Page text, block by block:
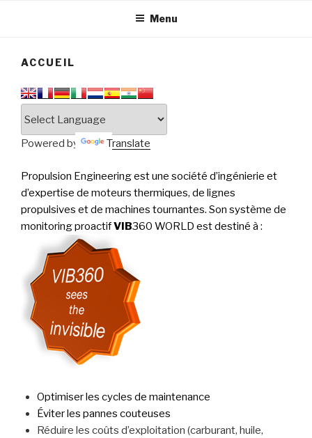
PERFORMANCE
Menu
ACCUEIL
Powered by Translate
Propulsion Engineering est une société d’ingénierie et
d’expertise de moteurs thermiques, de lignes
propulsives et de machines tournantes. Son système de
monitoring proactifVIB360 WORLD est destiné à :
Optimiser les cycles de maintenance
Éviter les pannes couteuses
Réduire les coûts d’exploitation (carburant, huile,